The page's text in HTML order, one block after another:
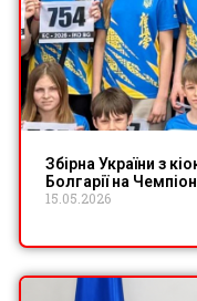
Збірна України з
Болгарії на
15.05.2026